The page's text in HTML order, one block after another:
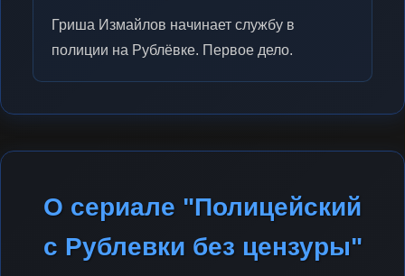
Гриша Измайлов начинает службу в
полиции на Рублёвке. Первое дело.
О сериале "Полицейский
с Рублевки без цензуры"